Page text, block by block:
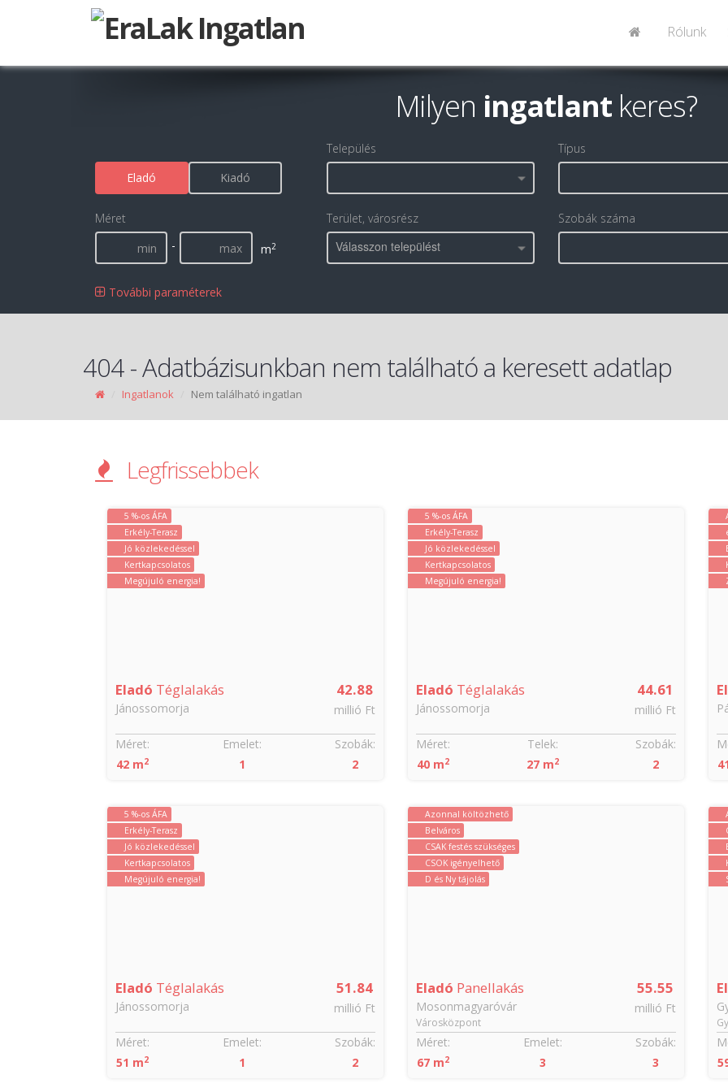
Rólunk
Milyen ingatlant keres?
Eladó Kiadó
Település Típus
Méret
-
m2
Terület, városrész
Válasszon települést
Szobák száma
További paraméterek
404 - Adatbázisunkban nem található a keresett adatlap
Ingatlanok Nem található ingatlan
Legfrissebbek
5 %-os ÁFA
Erkély-Terasz
Jó közlekedéssel
Kertkapcsolatos
Megújuló energia!
42.88
millió Ft
Eladó Téglalakás
Jánossomorja
Szobák:
2
Méret:
42 m2
Emelet:
1
5 %-os ÁFA
Erkély-Terasz
Jó közlekedéssel
Kertkapcsolatos
Megújuló energia!
51.84
millió Ft
Eladó Téglalakás
Jánossomorja
Szobák:
2
Méret:
51 m2
Emelet:
1
5 %-os ÁFA
Erkély-Terasz
Jó közlekedéssel
Kertkapcsolatos
Megújuló energia!
44.61
millió Ft
Eladó Téglalakás
Jánossomorja
Szobák:
2
Méret:
40 m2
Telek:
27 m2
Azonnal költözhető
Belváros
CSAK festés szükséges
CSOK igényelhető
D és Ny tájolás
55.55
millió Ft
Eladó Panellakás
Mosonmagyaróvár
Városközpont
Szobák:
3
Méret:
67 m2
Emelet:
3